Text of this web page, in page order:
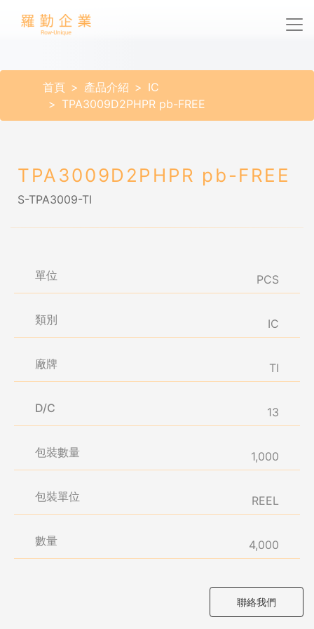
首頁 產品介紹
IC
TPA3009D2PHPR pb-FREE
TPA3009D2PHPR pb-FREE
S-TPA3009-TI
單位 PCS
類別 IC
廠牌 TI
D/C 13
包裝數量 1,000
包裝單位 REEL
數量 4,000
聯絡我們